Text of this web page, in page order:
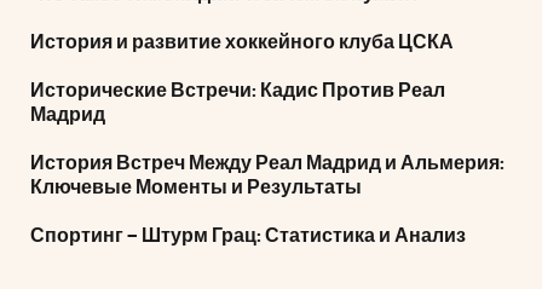
История и развитие хоккейного клуба ЦСКА
Исторические Встречи: Кадис Против Реал
Мадрид
История Встреч Между Реал Мадрид и Альмерия:
Ключевые Моменты и Результаты
Спортинг – Штурм Грац: Статистика и Анализ